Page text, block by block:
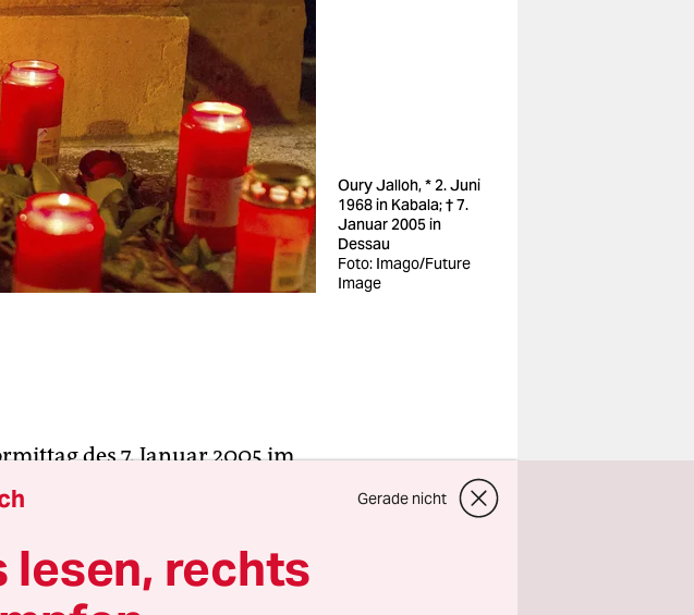
Oury Jalloh, * 2. Juni
1968 in Kabala; † 7.
Januar 2005 in
Dessau
Foto: Imago/Future
Image
des 7. Januar 2005 im
25 geschah:
genommene Sierra Leoner
Tasche gezogen, das
hatten. Obwohl er an
Gerade nicht
lesen, rechts